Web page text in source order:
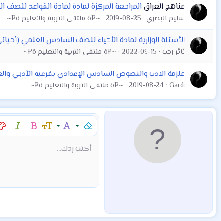
مناهج العراقالمراجعة المركزة لمادة لمادة القواعد للصف السادس العلمي
سليم البصري 2019-08-25 ~¤ô ملتقى التربية والتعليم ô¤~
الأسئلة الوزارية لمادة الأحياء للصف السادس العلمي
ثائر رجب 2022-09-15 ~¤ô ملتقى التربية والتعليم ô¤~
ملزمة الادب والنصوص السادس الإعدادي بفرعيه الأدبي والعلمي ٢٠١٩ اعداد الاستاذ
Gardi
2019-08-24 ~¤ô ملتقى التربية والتعليم ô¤~
إزالة التنسيقعائلة الخط
Arial
Book Antiqua
حجم الخط
9
10
غامق مائل
نص مخفي مضمن
إقتباسشراء المنتجMod:Alert
Mod:Warning
Mod:Infoإدراج خط أفقي
محتوى مخفي
كودأكتب ردك...